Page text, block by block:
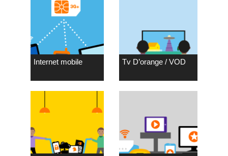
Internet mobile Tv D’orange / VOD